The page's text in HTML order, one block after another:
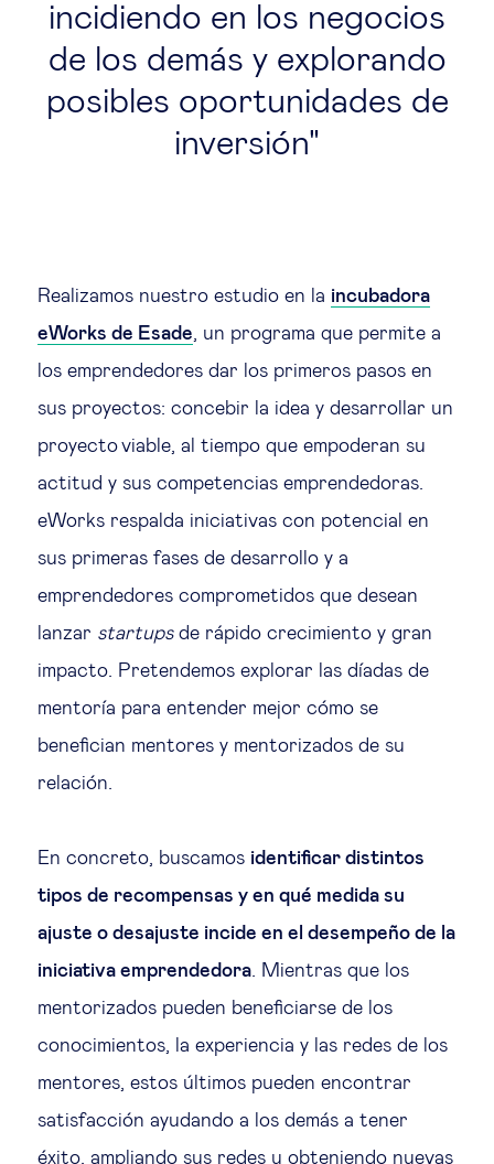
incidiendo en los negocios
de los demás y explorando
posibles oportunidades de
inversión
Realizamos nuestro estudio en la incubadora
eWorks de Esade, un programa que permite a
los emprendedores dar los primeros pasos en
sus proyectos: concebir la idea y desarrollar un
proyecto viable, al tiempo que empoderan su
actitud y sus competencias emprendedoras.
eWorks respalda iniciativas con potencial en
sus primeras fases de desarrollo y a
emprendedores comprometidos que desean
lanzar startupsde rápido crecimiento y gran
impacto. Pretendemos explorar las díadas de
mentoría para entender mejor cómo se
benefician mentores y mentorizados de su
relación.
En concreto, buscamos identificar distintos
tipos de recompensas y en qué medida su
ajuste o desajuste incide en el desempeño de la
iniciativa emprendedora. Mientras que los
mentorizados pueden beneficiarse de los
conocimientos, la experiencia y las redes de los
mentores, estos últimos pueden encontrar
satisfacción ayudando a los demás a tener
éxito, ampliando sus redes u obteniendo nuevas